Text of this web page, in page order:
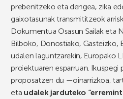
prebenitzeko eta dengea, zika
gaixotasunak transmititzeok
Dokumentua Osasun Sailak eta
Bilboko, Donostiako, Gasteizko,
udalen laguntzarekin, Europako
proiektuaren esparruan. Ikuspegi
proposatzen du —oinarrizkoa,
eta udalek jarduteko